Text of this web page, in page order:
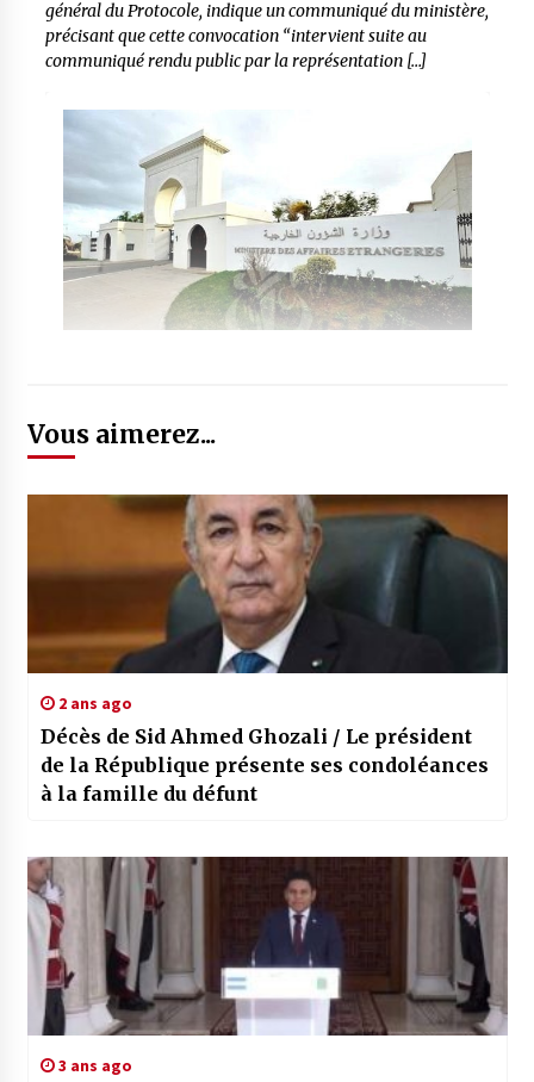
général du Protocole, indique un communiqué du ministère,
précisant que cette convocation “intervient suite au
communiqué rendu public par la représentation […]
Vous aimerez...
2 ans ago
Décès de Sid Ahmed Ghozali / Le président
de la République présente ses condoléances
à la famille du défunt
3 ans ago